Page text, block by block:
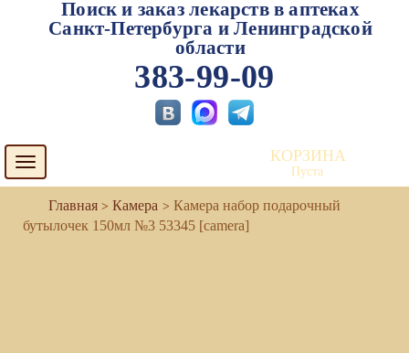
Поиск и заказ лекарств в аптеках
Санкт-Петербурга и Ленинградской
области
383-99-09
Toggle
navigation
КОРЗИНА
Пуста
Камера
Камера набор подарочный
бутылочек 150мл №3 53345 [camera]